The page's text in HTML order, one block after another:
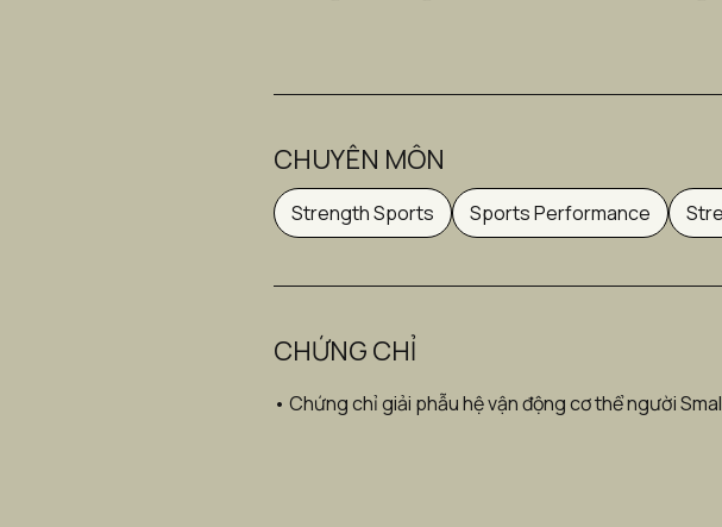
CHUYÊN MÔN
Strength Sports Sports Performance
CHỨNG CHỈ
• Chứng chỉ giải phẫu hệ vận động cơ thể người